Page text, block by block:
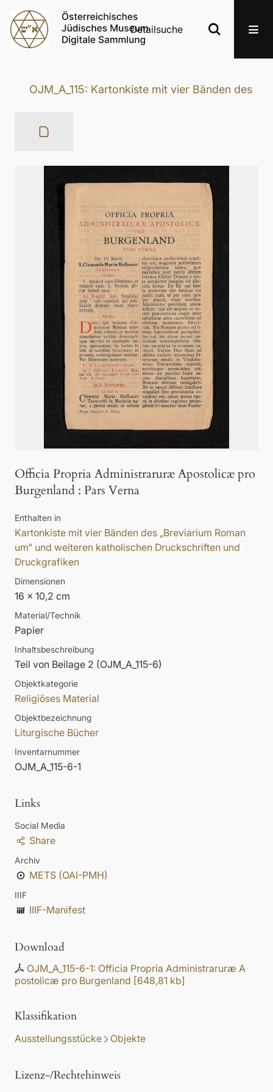
Detailsuche
OJM_A_115: Kartonkiste mit vier Bänden des
Officia Propria Administraruræ Apostolicæ pro
Burgenland : Pars Verna
Enthalten in
Kartonkiste mit vier Bänden des „Breviarium Roman
um“ und weiteren katholischen Druckschriften und
Druckgrafiken
Dimensionen
16 x 10,2 cm
Material/Technik
Papier
Inhaltsbeschreibung
Teil von Beilage 2 (OJM_A_115-6)
Objektkategorie
Religiöses Material
Objektbezeichnung
Liturgische Bücher
Inventarnummer
OJM_A_115-6-1
Links
Social Media
Share
Archiv
METS (OAI-PMH)
IIIF
IIIF-Manifest
Download
OJM_A_115-6-1: Officia Propria Administraruræ A
postolicæ pro Burgenland [648,81 kb]
Klassifikation
Ausstellungsstücke Objekte
Lizenz-/Rechtehinweis